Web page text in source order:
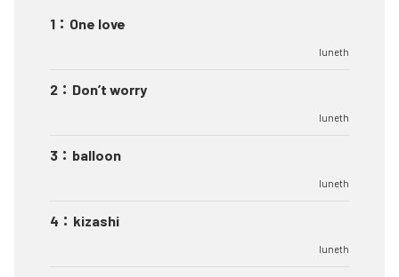
1 ： One love
luneth
2 ： Don’t worry
luneth
3 ： balloon
luneth
4 ： kizashi
luneth